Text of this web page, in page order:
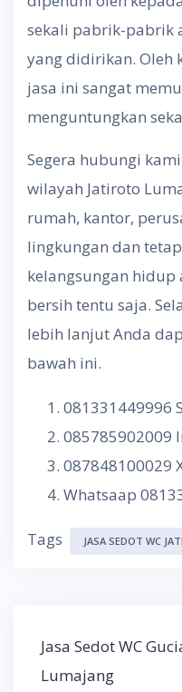
sekali pabrik-pabrik
yang didirikan. Oleh
jasa ini sangat
menguntungkan
Segera hubungi
wilayah Jatiroto
rumah, kantor,
lingkungan dan
kelangsungan hidup
bersih tentu saja.
lebih lanjut Anda
bawah ini.
081331449996
085785902009
087848100029
Whatsaap
Tags JASA SEDOT WC
Post
navigation
Jasa Sedot WC
Lumajang